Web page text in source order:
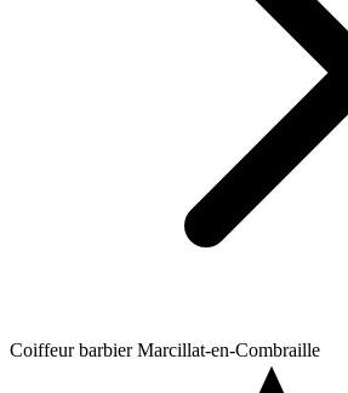
Coiffeur barbier Marcillat-en-Combraille